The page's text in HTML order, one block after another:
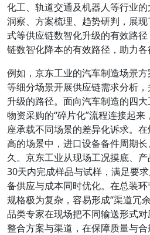
化工、轨道交通及机器人等行业
洞察、方案梳理、趋势研判，展
式等供应链数智化升级的有效路
链数智化降本的有效路径，助力各
例如，京东工业的汽车制造场景
等细分场景开展供应链需求分析
升级的路径。面向汽车制造的四
物资采购的“碎片化”流程连接起
座承载不同场景的差异化诉求。
高的场景中，进口设备备件周期
久。京东工业从现场工况摸底、
30天内完成样品与试样，满足要
备供应与成本同时优化。在总装环
规格极为复杂，容易形成“渠道冗
品类专家在现场把不同输送形式对
整合方案与渠道，在保障质量与